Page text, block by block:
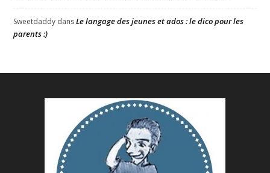
Sweetdaddy dansLe langage des jeunes et ados : le dico pour les
parents :)